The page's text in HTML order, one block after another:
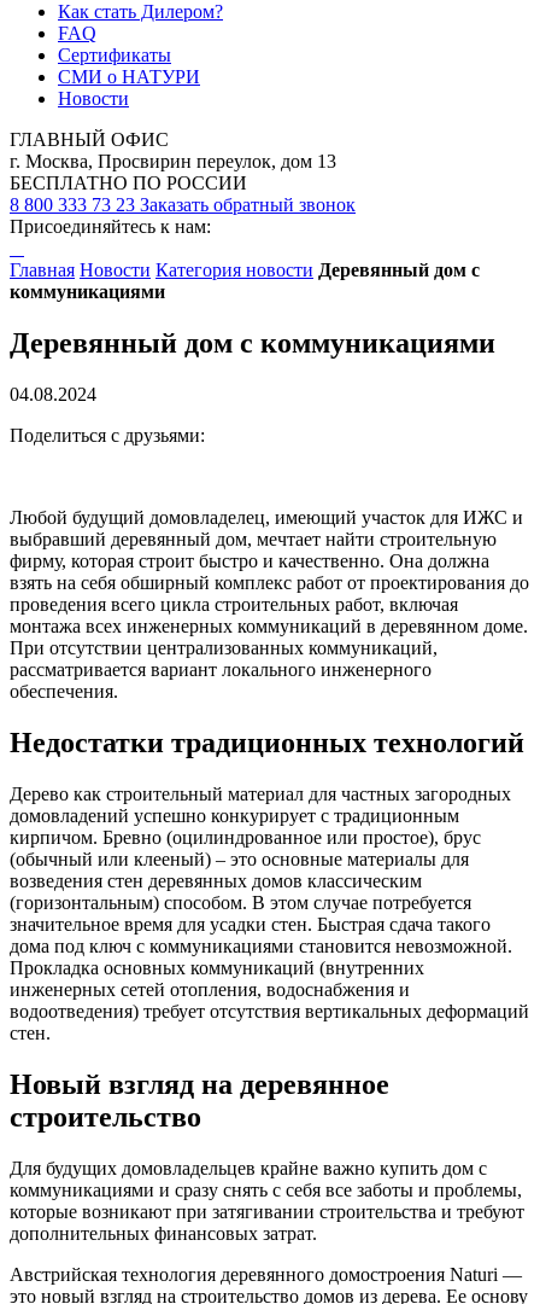
Как стать Дилером?
FAQ
Сертификаты
СМИ о НАТУРИ
Новости
ГЛАВНЫЙ ОФИС
г. Москва, Просвирин переулок, дом 13
БЕСПЛАТНО ПО РОССИИ
8 800 333 73 23 Заказать обратный звонок
Присоединяйтесь к нам:
Главная Новости Категория новости Деревянный дом с
коммуникациями
Деревянный дом с коммуникациями
04.08.2024
Поделиться с друзьями:
Любой будущий домовладелец, имеющий участок для ИЖС и
выбравший деревянный дом, мечтает найти строительную
фирму, которая строит быстро и качественно. Она должна
взять на себя обширный комплекс работ от проектирования до
проведения всего цикла строительных работ, включая
монтажа всех инженерных коммуникаций в деревянном доме.
При отсутствии централизованных коммуникаций,
рассматривается вариант локального инженерного
обеспечения.
Недостатки традиционных технологий
Дерево как строительный материал для частных загородных
домовладений успешно конкурирует с традиционным
кирпичом. Бревно (оцилиндрованное или простое), брус
(обычный или клееный) – это основные материалы для
возведения стен деревянных домов классическим
(горизонтальным) способом. В этом случае потребуется
значительное время для усадки стен. Быстрая сдача такого
дома под ключ с коммуникациями становится невозможной.
Прокладка основных коммуникаций (внутренних
инженерных сетей отопления, водоснабжения и
водоотведения) требует отсутствия вертикальных деформаций
стен.
Новый взгляд на деревянное
строительство
Для будущих домовладельцев крайне важно купить дом с
коммуникациями и сразу снять с себя все заботы и проблемы,
которые возникают при затягивании строительства и требуют
дополнительных финансовых затрат.
Австрийская технология деревянного домостроения Naturi —
это новый взгляд на строительство домов из дерева. Ее основу